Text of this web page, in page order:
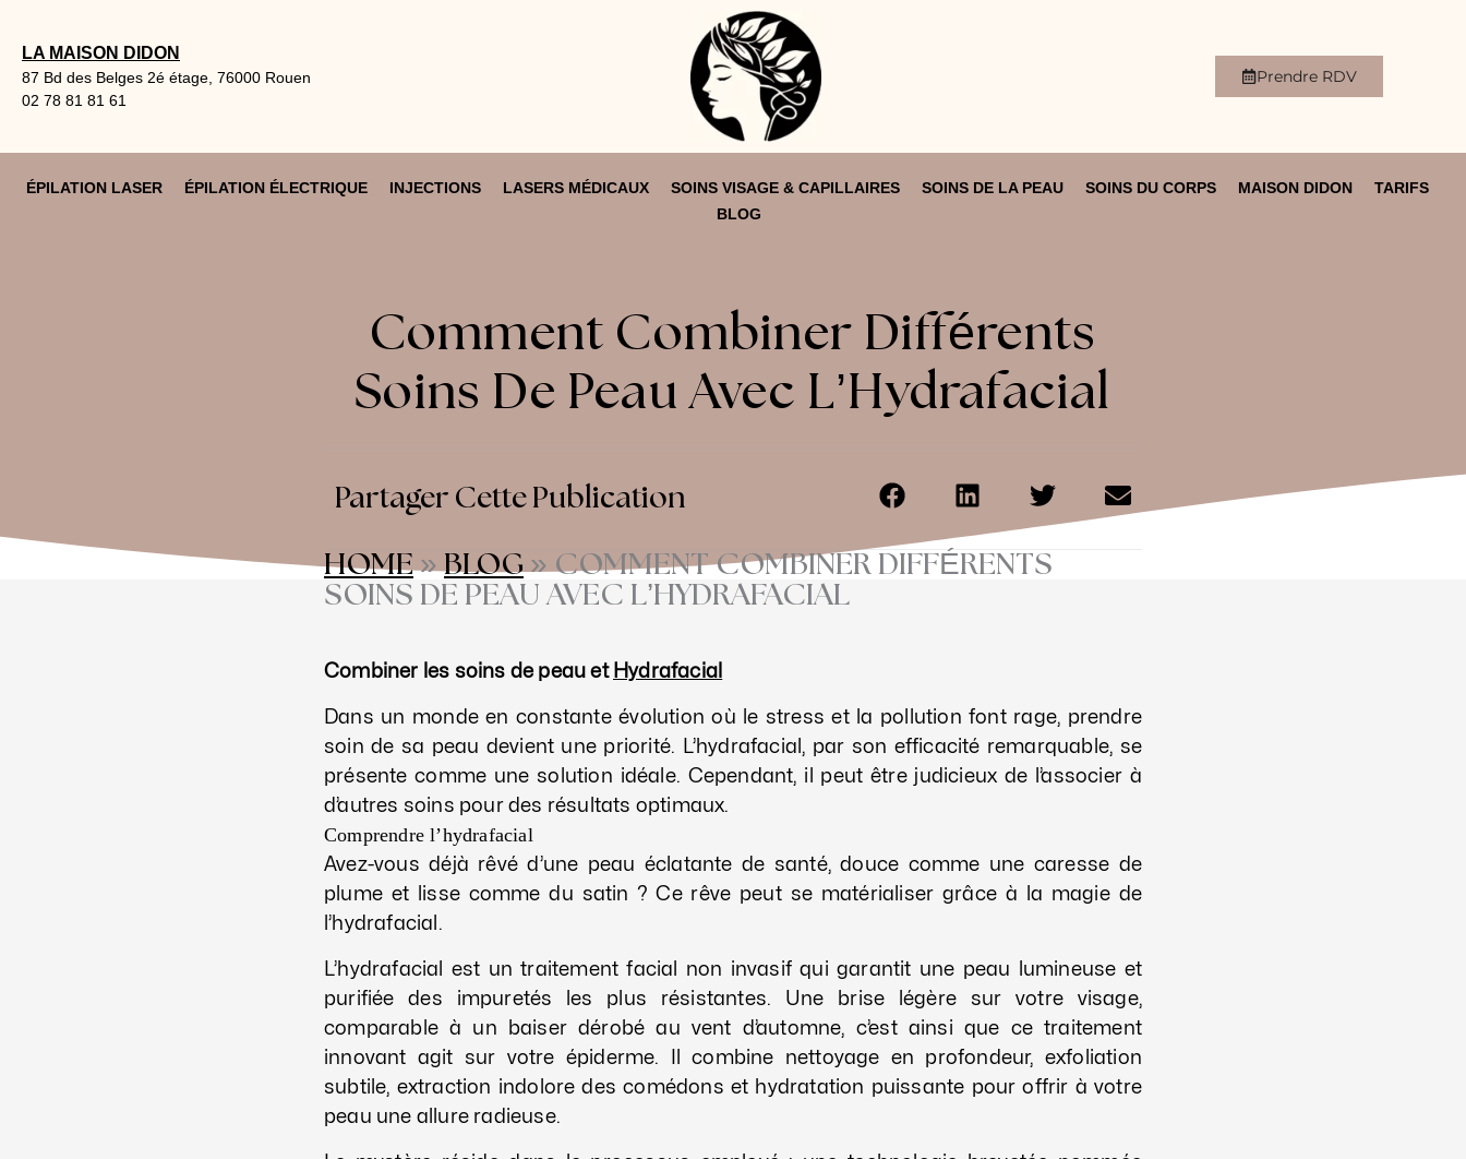
contenu
LA MAISON DIDON
87 Bd des Belges 2é étage, 76000 Rouen
02 78 81 81 61
Prendre RDV
ÉPILATION LASER ÉPILATION ÉLECTRIQUE INJECTIONS LASERS MÉDICAUX SOINS VISAGE & CAPILLAIRES SOINS DE LA PEAU SOINS DU CORPS MAISON DIDON
TARIFS
BLOG
Comment Combiner Différents
Soins De Peau Avec L’Hydrafacial
Partager Cette Publication
HOME»BLOG»COMMENT COMBINER DIFFÉRENTS
SOINS DE PEAU AVEC L’HYDRAFACIAL
Combiner les soins de peau et Hydrafacial
Dans un monde en constante évolution où le stress et la pollution font rage, prendre
soin de sa peau devient une priorité. L’hydrafacial, par son efficacité remarquable, se
présente comme une solution idéale. Cependant, il peut être judicieux de l’associer à
d’autres soins pour des résultats optimaux.
Comprendre l’hydrafacial
Avez-vous déjà rêvé d’une peau éclatante de santé, douce comme une caresse de
plume et lisse comme du satin ? Ce rêve peut se matérialiser grâce à la magie de
l’hydrafacial.
L’hydrafacial est un traitement facial non invasif qui garantit une peau lumineuse et
purifiée des impuretés les plus résistantes. Une brise légère sur votre visage,
comparable à un baiser dérobé au vent d’automne, c’est ainsi que ce traitement
innovant agit sur votre épiderme. Il combine nettoyage en profondeur, exfoliation
subtile, extraction indolore des comédons et hydratation puissante pour offrir à votre
peau une allure radieuse.